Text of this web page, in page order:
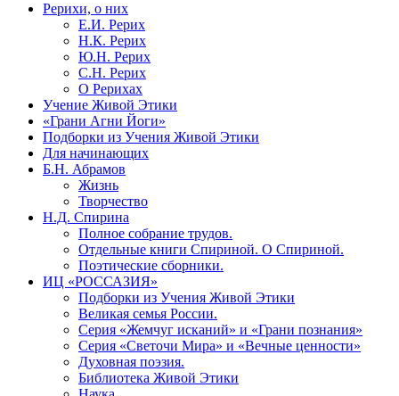
Рерихи, о них
Е.И. Рерих
Н.К. Рерих
Ю.Н. Рерих
С.Н. Рерих
О Рерихах
Учение Живой Этики
«Грани Агни Йоги»
Подборки из Учения Живой Этики
Для начинающих
Б.Н. Абрамов
Жизнь
Творчество
Н.Д. Спирина
Полное собрание трудов.
Отдельные книги Спириной. О Спириной.
Поэтические сборники.
ИЦ «РОССАЗИЯ»
Подборки из Учения Живой Этики
Великая семья России.
Серия «Жемчуг исканий» и «Грани познания»
Серия «Светочи Мира» и «Вечные ценности»
Духовная поэзия.
Библиотека Живой Этики